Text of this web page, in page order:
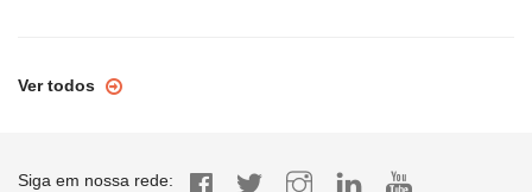
Ver todos
Siga em nossa rede: